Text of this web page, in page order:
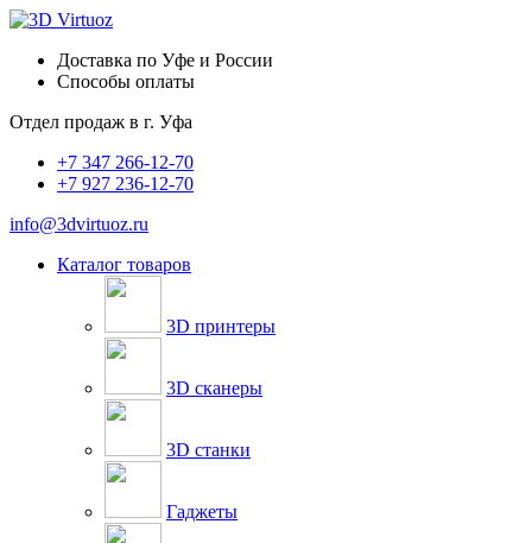
Доставка по Уфе и России
Способы оплаты
Отдел продаж в г. Уфа
+7 347 266-12-70
+7 927 236-12-70
info@3dvirtuoz.ru
Каталог товаров
3D принтеры
3D сканеры
3D станки
Гаджеты